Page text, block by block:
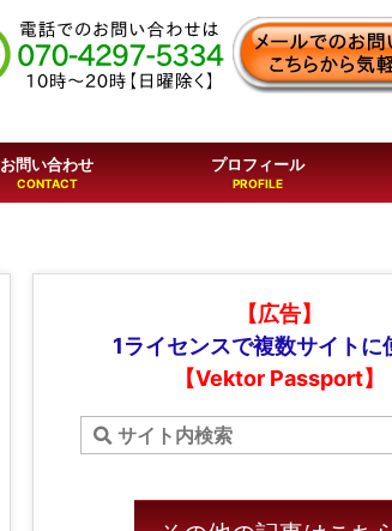
お問い合わせ プロフィール
【広告】
1ライセンスで複数サイトに
【Vektor Passport】